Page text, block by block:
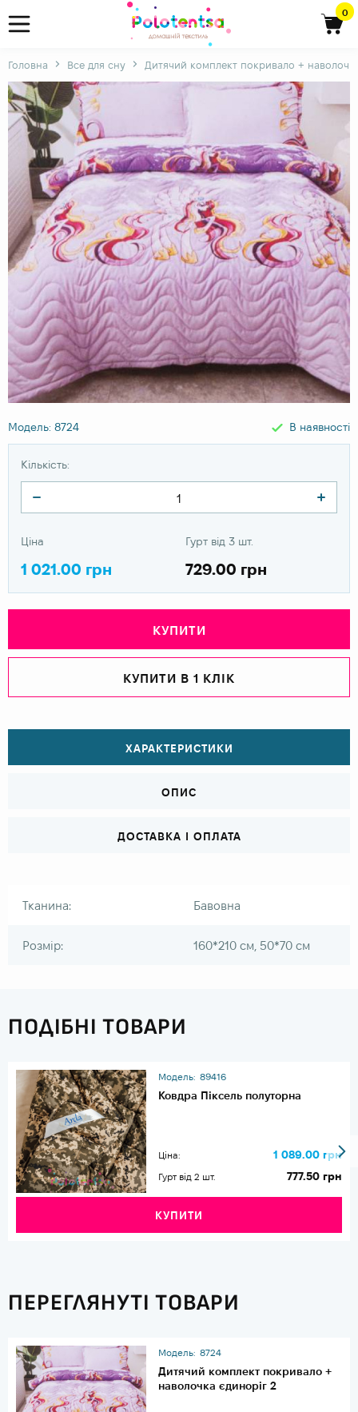
0
Головна Все для сну Дитячий комплект покривало +
Модель: 8724 В наявності
Кількість:
Ціна
1 021.00 грн
Гурт від 3 шт.
729.00 грн
КУПИТИ
КУПИТИ В 1 КЛІК
ХАРАКТЕРИСТИКИ
ОПИС
ДОСТАВКА І ОПЛАТА
Тканина: Бавовна
Розмір: 160*210 см, 50*70 см
ПОДІБНІ ТОВАРИ
Модель: 89416
Ковдра Піксель полуторна
Ціна: 1 089.00 грн
Гурт від 2 шт. 777.50 грн
КУПИТИ
ПЕРЕГЛЯНУТІ ТОВАРИ
Модель: 8724
Дитячий комплект покривало +
наволочка єдиноріг 2